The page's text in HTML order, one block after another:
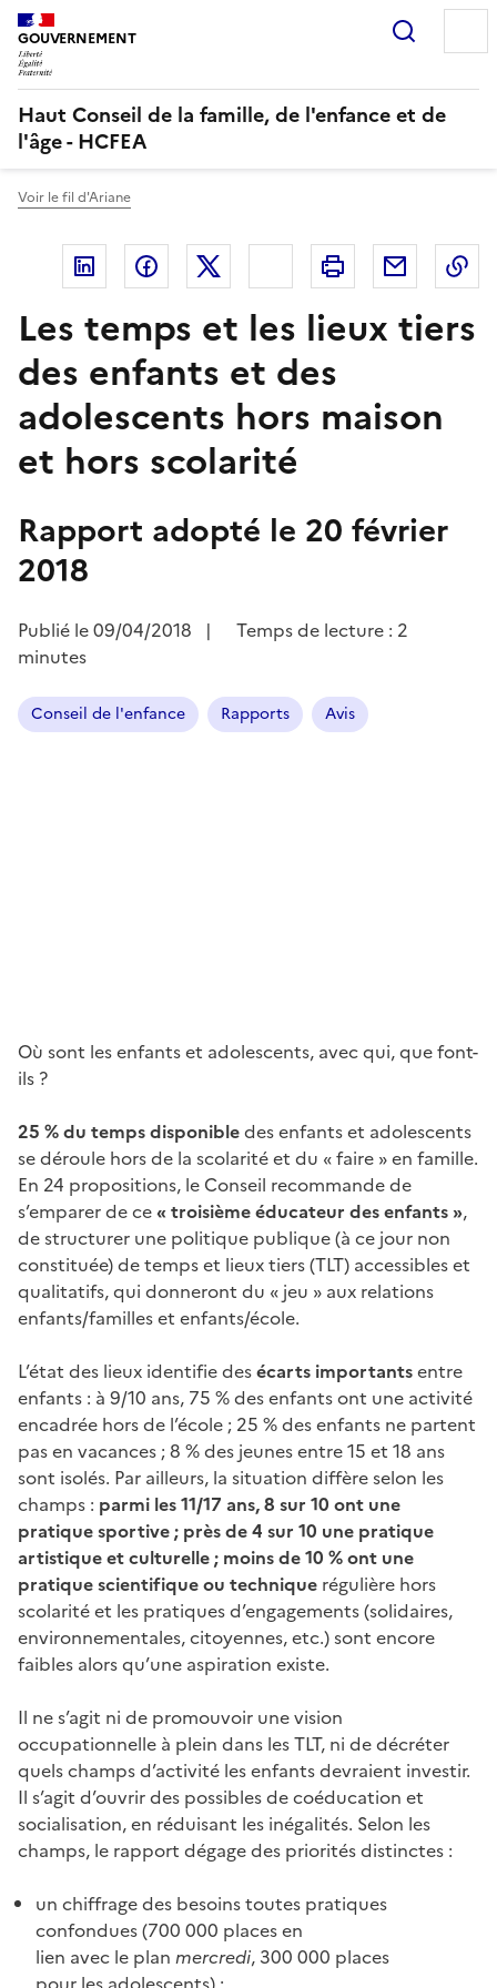
GOUVERNEMENT
Haut Conseil de la famille, de l'enfance et de
l'âge - HCFEA
Voir le fil d'Ariane
Linkedin Facebook Bluesky Imprimer Courriel
Les temps et les lieux tiers
des enfants et des
adolescents hors maison
et hors scolarité
Rapport adopté le 20 février
2018
Publié le09/04/2018 |
Temps de lecture : 2
minutes
Conseil de l'enfance Rapports Avis
Où sont les enfants et adolescents, avec qui, que font-
ils ?
25 % du temps disponibledes enfants et adolescents
se déroule hors de la scolarité et du « faire » en famille.
En 24 propositions, le Conseil recommande de
s’emparer de ce« troisième éducateur des enfants »,
de structurer une politique publique (à ce jour non
constituée) de temps et lieux tiers (TLT) accessibles et
qualitatifs, qui donneront du « jeu » aux relations
enfants/familles et enfants/école.
L’état des lieux identifie desécarts importantsentre
enfants : à 9/10 ans, 75 % des enfants ont une activité
encadrée hors de l’école ; 25 % des enfants ne partent
pas en vacances ; 8 % des jeunes entre 15 et 18 ans
sont isolés. Par ailleurs, la situation diffère selon les
champs : parmi les 11/17 ans, 8 sur 10 ont une
pratique sportive ; près de 4 sur 10 une pratique
artistique et culturelle ; moins de 10 % ont une
pratique scientifique ou technique régulière hors
scolarité et les pratiques d’engagements (solidaires,
environnementales, citoyennes, etc.) sont encore
faibles alors qu’une aspiration existe.
Il ne s’agit ni de promouvoir une vision
occupationnelle à plein dans les TLT, ni de décréter
quels champs d’activité les enfants devraient investir.
Il s’agit d’ouvrir des possibles de coéducation et
socialisation, en réduisant les inégalités. Selon les
champs, le rapport dégage des priorités distinctes :
un chiffrage des besoins toutes pratiques
confondues (700 000 places en
lien avec le plan mercredi, 300 000 places